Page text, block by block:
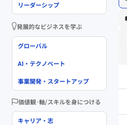
リーダーシップ
発展的なビジネスを学ぶ
グローバル
AI・テクノベート
事業開発・スタートアップ
価値観･軸/スキルを身につける
キャリア・志